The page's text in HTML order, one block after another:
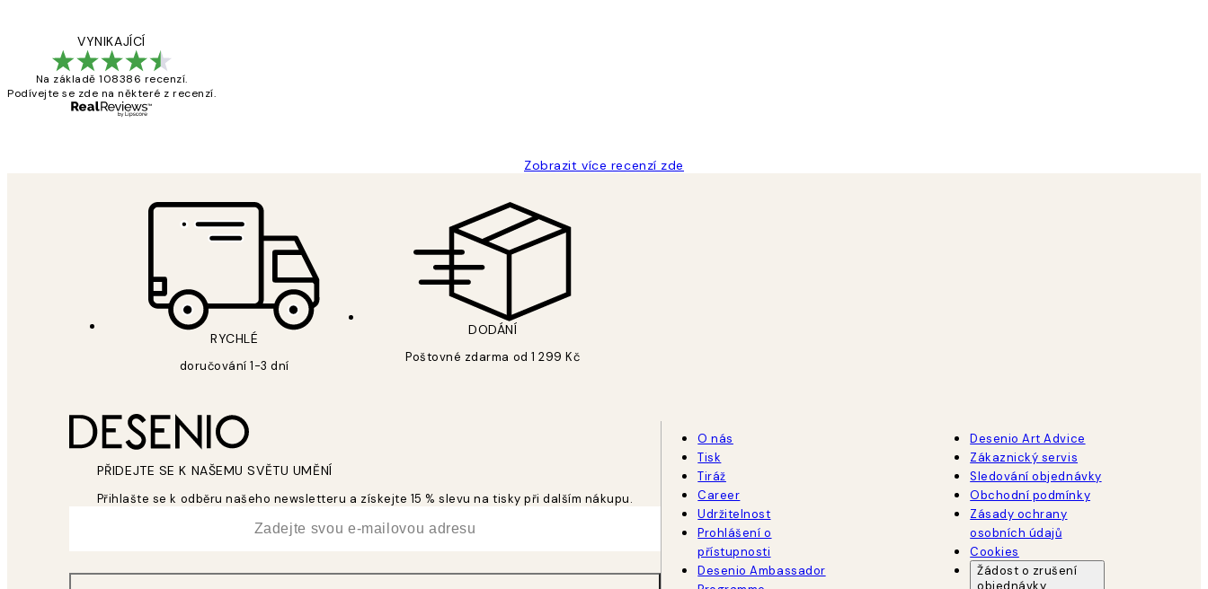
VYNIKAJÍCÍ
Na základě 108386 recenzí.
Podívejte se zde na některé z recenzí.
Zobrazit více recenzí zde
RYCHLÉ
doručování 1-3 dní
DODÁNÍ
Poštovné zdarma od 1 299 Kč
PŘIDEJTE SE K NAŠEMU SVĚTU UMĚNÍ
Přihlašte se k odběru našeho newsletteru a získejte 15 % slevu na tisky při dalším nákupu.
O nás
Tisk
Tiráž
Career
Udržitelnost
Prohlášení o
přístupnosti
Desenio Ambassador
Desenio Art Advice
Zákaznický servis
Sledování objednávky
Obchodní podmínky
Zásady ochrany
osobních údajů
Cookies
Žádost o zrušení
objednávky